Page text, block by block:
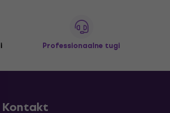
Professionaalne tugi
Kontakt